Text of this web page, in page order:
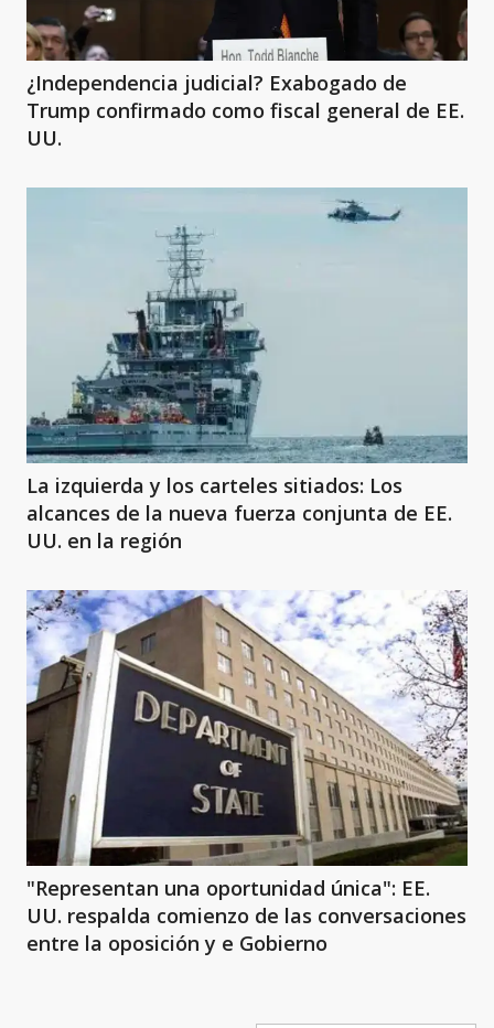
¿Independencia judicial? Exabogado de
Trump confirmado como fiscal general de EE.
UU.
La izquierda y los carteles sitiados: Los
alcances de la nueva fuerza conjunta de EE.
UU. en la región
"Representan una oportunidad única": EE.
UU. respalda comienzo de las conversaciones
entre la oposición y e Gobierno